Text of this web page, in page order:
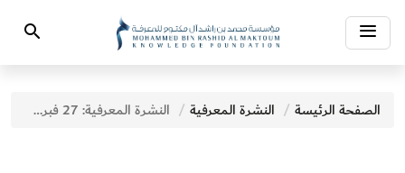
Toggle
navigation
Search
الصفحة الرئيسة النشرة المعرفية النشرة المعرفية: 27 فبراير 2026